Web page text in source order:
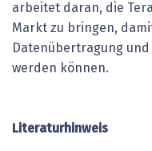
arbeitet daran, die
Markt zu bringen,
Datenübertragung
werden können.
Literaturhinweis